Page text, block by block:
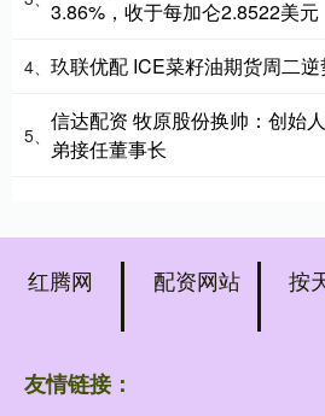
3.86%，收于每加仑2.8522美元
4、 玖联优配 ICE菜籽油期货周二
5、
信达配资 牧原股份换帅：创始
弟接任董事长
红腾网 配资网站 按
友情链接：